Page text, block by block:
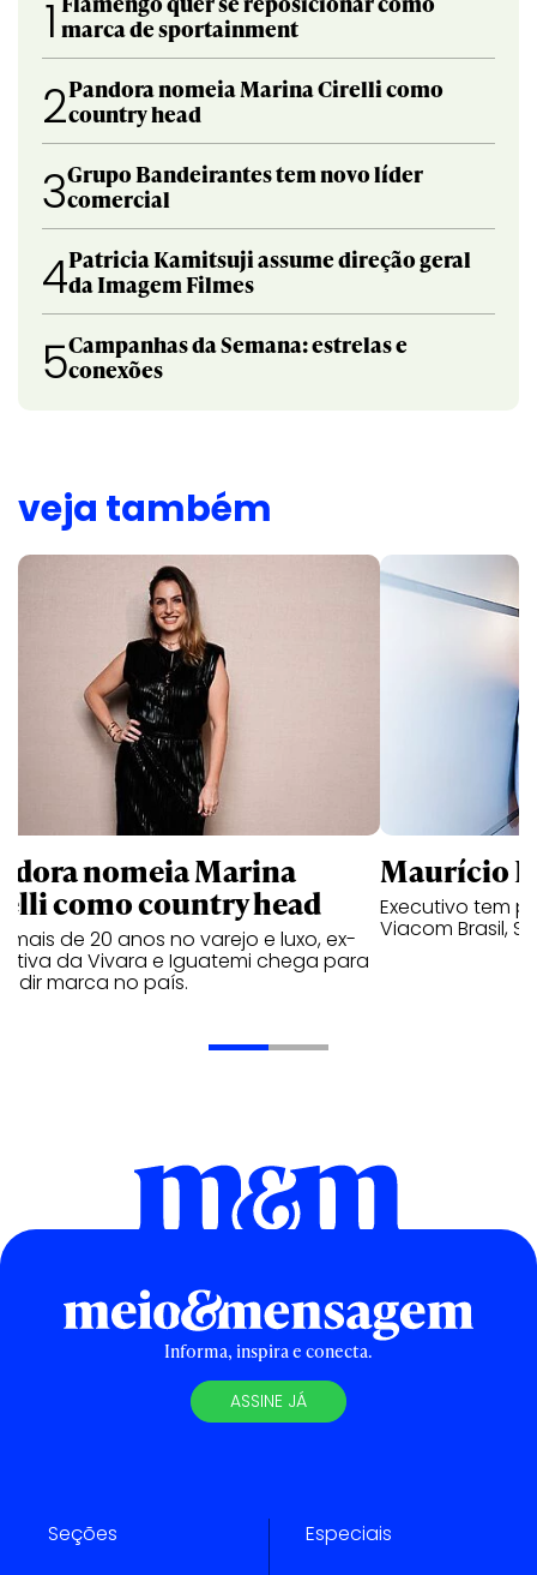
1 marca de sportainment
2Pandora nomeia Marina Cirelli como
country head
3Grupo Bandeirantes tem novo líder
comercial
4Patricia Kamitsuji assume direção geral
da Imagem Filmes
5Campanhas da Semana: estrelas e
conexões
veja também
nomeia Marina
como country head
mais de 20 anos no varejo e luxo, ex-
da Vivara e Iguatemi chega para
marca no país.
Maurício
Executivo tem
Viacom Brasil,
Informa, inspira e conecta.
ASSINE JÁ
Seções Especiais